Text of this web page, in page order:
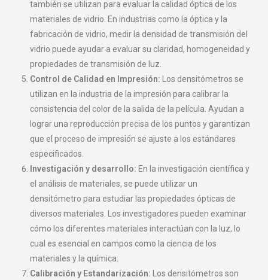
también se utilizan para evaluar la calidad óptica de los
materiales de vidrio. En industrias como la óptica y la
fabricación de vidrio, medir la densidad de transmisión del
vidrio puede ayudar a evaluar su claridad, homogeneidad y
propiedades de transmisión de luz.
Control de Calidad en Impresión: Los densitómetros se
utilizan en la industria de la impresión para calibrar la
consistencia del color de la salida de la película. Ayudan a
lograr una reproducción precisa de los puntos y garantizan
que el proceso de impresión se ajuste a los estándares
especificados.
Investigación y desarrollo: En la investigación científica y
el análisis de materiales, se puede utilizar un
densitómetro para estudiar las propiedades ópticas de
diversos materiales. Los investigadores pueden examinar
cómo los diferentes materiales interactúan con la luz, lo
cual es esencial en campos como la ciencia de los
materiales y la química.
Calibración y Estandarización: Los densitómetros son